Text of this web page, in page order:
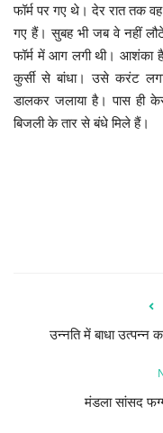
मनोरंजन
बिजनेस
राशिफल
फॉर्म पर गए थे। देर रात तक
गए हैं। सुबह भी जब वे नहीं लौटे,
फॉर्म में आग लगी थी। आशंका
कुर्सी से बांधा। उसे करंट
डालकर जलाया है। पास ही
बिजली के तार से बंधे मिले हैं।
उन्नति में बाधा उत्पन्न
मंडला सांसद